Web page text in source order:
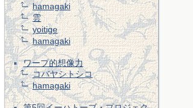
hamagaki
雲
yoitige
hamagaki
ワープ的想像力
コバヤシトシコ
hamagaki